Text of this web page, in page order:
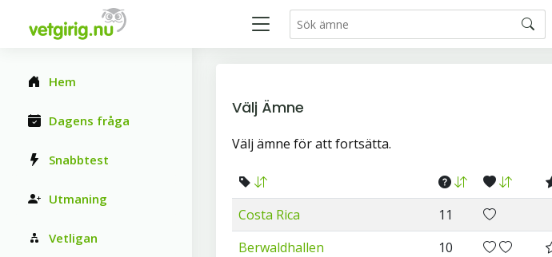
Hem
Dagens fråga
Snabbtest
Utmaning
Vetligan
Välj Ämne
Välj ämne för att fortsätta.
Costa Rica 11
Berwaldhallen
10